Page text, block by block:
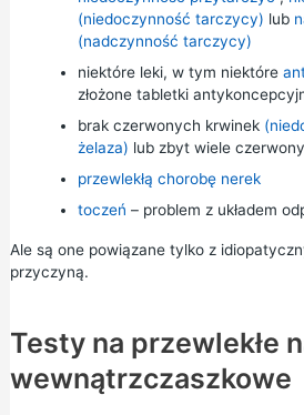
(niedoczynność tarczycy) lub
(nadczynność tarczycy)
niektóre leki, w tym niektóre
złożone tabletki
brak czerwonych krwinek
żelaza) lub zbyt wiele
przewlekłą chorobę nerek
toczeń – problem z układem
Ale są one powiązane tylko z
przyczyną.
Testy na przewlekłe
wewnątrzczaszkowe